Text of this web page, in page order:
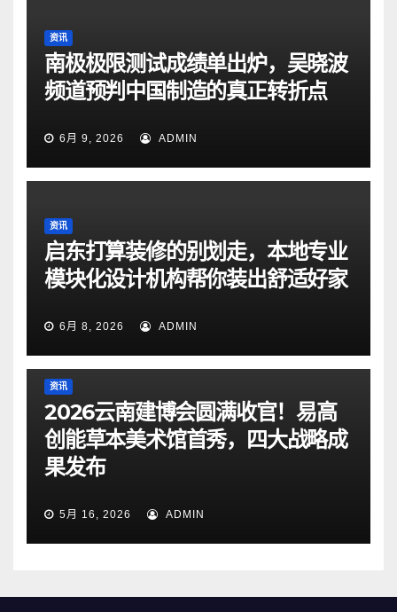
资讯
南极极限测试成绩单出炉，吴晓波
频道预判中国制造的真正转折点
6月 9, 2026 ADMIN
资讯
启东打算装修的别划走，本地专业
模块化设计机构帮你装出舒适好家
6月 8, 2026 ADMIN
资讯
2026云南建博会圆满收官！易高
创能草本美术馆首秀，四大战略成
果发布
5月 16, 2026 ADMIN